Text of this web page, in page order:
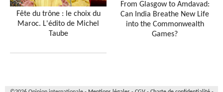
Fête du trône : le choix du
Maroc. L'édito de Michel
Taube
From Glasgow to Amdavad:
Can India Breathe New Life
into the Commonwealth
Games?